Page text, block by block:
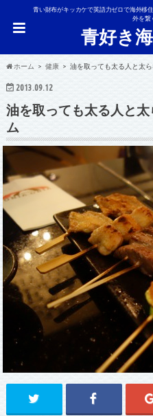
青い財布がキッカケで英語力ゼロで海外移
外を繋
青好き
ホーム 健康 油を取っても太る人と太
2013.09.12
油を取っても太る人と
ム